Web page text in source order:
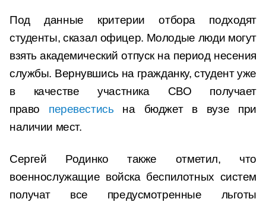
Под данные критерии отбора подходят
студенты, сказал офицер. Молодые люди могут
взять академический отпуск на период несения
службы. Вернувшись на гражданку, студент уже
в качестве участника СВО получает
право перевестись на бюджет в вузе при
наличии мест.
Сергей Родинко также отметил, что
военнослужащие войска беспилотных систем
получат все предусмотренные льготы